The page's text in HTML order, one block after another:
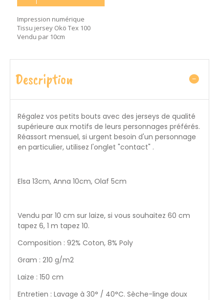
Impression numérique
Tissu jersey Okö Tex 100
Vendu par 10cm
Description
Régalez vos petits bouts avec des jerseys de qualité
supérieure aux motifs de leurs personnages préférés.
Réassort mensuel, si urgent besoin d'un personnage
en particulier, utilisez l'onglet "contact" .
Elsa 13cm, Anna 10cm, Olaf 5cm
Vendu par 10 cm sur laize, si vous souhaitez 60 cm
tapez 6, 1 m tapez 10.
Composition : 92% Coton, 8% Poly
Gram : 210 g/m2
Laize : 150 cm
Entretien : Lavage à 30° / 40°C. Sèche-linge doux